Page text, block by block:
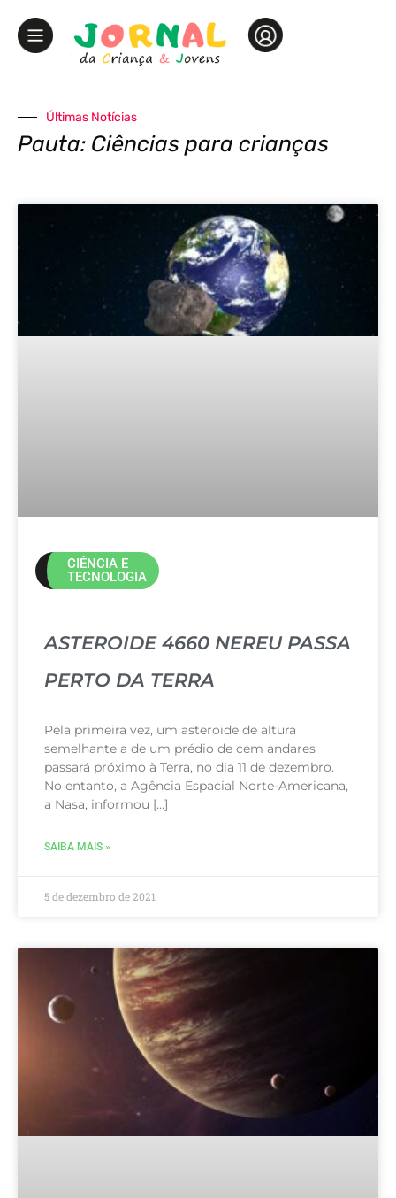
Últimas Notícias
Pauta: Ciências para crianças
CIÊNCIA E
TECNOLOGIA
ASTEROIDE 4660 NEREU PASSA
PERTO DA TERRA
Pela primeira vez, um asteroide de altura
semelhante a de um prédio de cem andares
passará próximo à Terra, no dia 11 de dezembro.
No entanto, a Agência Espacial Norte-Americana,
a Nasa, informou […]
SAIBA MAIS »
5 de dezembro de 2021